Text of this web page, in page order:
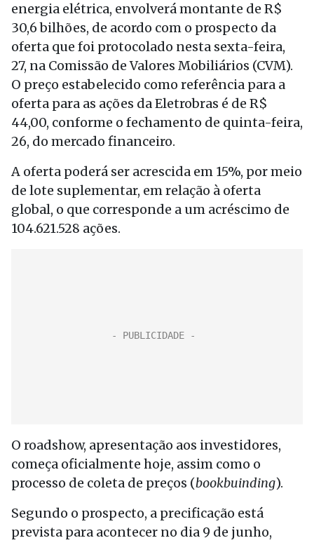
energia elétrica, envolverá montante de R$
30,6 bilhões, de acordo com o prospecto da
oferta que foi protocolado nesta sexta-feira,
27, na Comissão de Valores Mobiliários (CVM).
O preço estabelecido como referência para a
oferta para as ações da Eletrobras é de R$
44,00, conforme o fechamento de quinta-feira,
26, do mercado financeiro.
A oferta poderá ser acrescida em 15%, por meio
de lote suplementar, em relação à oferta
global, o que corresponde a um acréscimo de
104.621.528 ações.
O roadshow, apresentação aos investidores,
começa oficialmente hoje, assim como o
processo de coleta de preços (bookbuinding).
Segundo o prospecto, a precificação está
prevista para acontecer no dia 9 de junho,